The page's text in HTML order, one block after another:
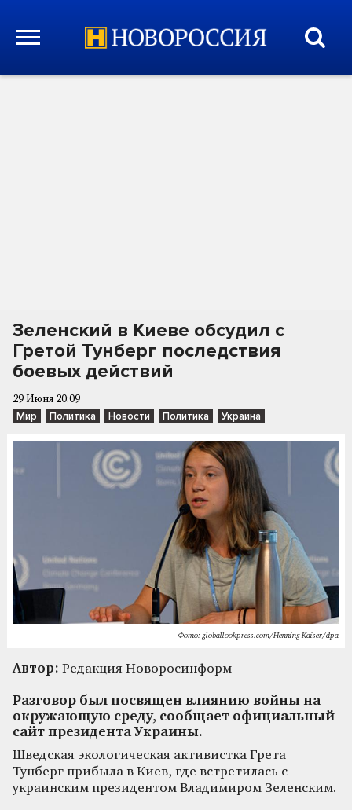
Зеленский в Киеве обсудил с
Гретой Тунберг последствия
боевых действий
29 Июня 20:09
Мир Политика Новости Политика Украина
Фото: globallookpress.com/Henning Kaiser/dpa
Автор: Редакция Новоросинформ
Разговор был посвящен влиянию войны на
окружающую среду, сообщает официальный
сайт президента Украины.
Шведская экологическая активистка Грета
Тунберг прибыла в Киев, где встретилась с
украинским президентом Владимиром Зеленским.